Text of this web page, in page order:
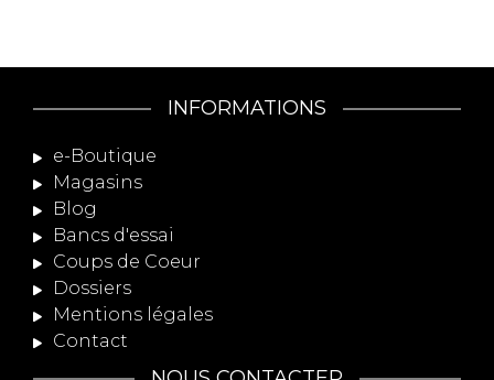
INFORMATIONS
e-Boutique
Magasins
Blog
Bancs d'essai
Coups de Coeur
Dossiers
Mentions légales
Contact